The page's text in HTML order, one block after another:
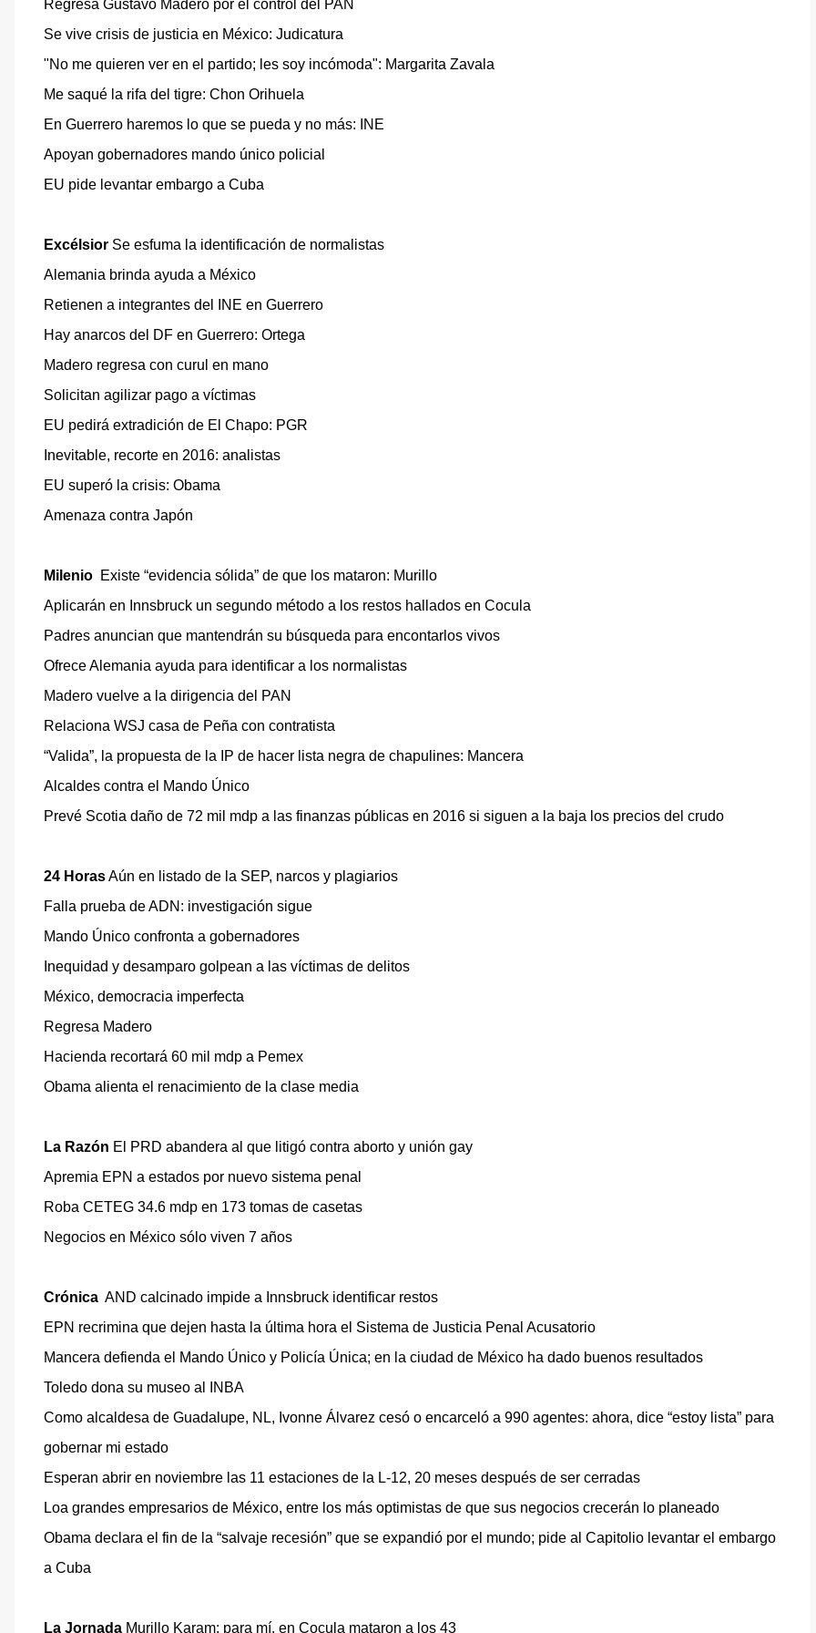
Regresa Gustavo Madero por el control del PAN
Se vive crisis de justicia en México: Judicatura
"No me quieren ver en el partido; les soy incómoda": Margarita Zavala
Me saqué la rifa del tigre: Chon Orihuela
En Guerrero haremos lo que se pueda y no más: INE
Apoyan gobernadores mando único policial
EU pide levantar embargo a Cuba
Excélsior Se esfuma la identificación de normalistas
Alemania brinda ayuda a México
Retienen a integrantes del INE en Guerrero
Hay anarcos del DF en Guerrero: Ortega
Madero regresa con curul en mano
Solicitan agilizar pago a víctimas
EU pedirá extradición de El Chapo: PGR
Inevitable, recorte en 2016: analistas
EU superó la crisis: Obama
Amenaza contra Japón
Milenio Existe “evidencia sólida” de que los mataron: Murillo
Aplicarán en Innsbruck un segundo método a los restos hallados en Cocula
Padres anuncian que mantendrán su búsqueda para encontarlos vivos
Ofrece Alemania ayuda para identificar a los normalistas
Madero vuelve a la dirigencia del PAN
Relaciona WSJ casa de Peña con contratista
“Valida”, la propuesta de la IP de hacer lista negra de chapulines: Mancera
Alcaldes contra el Mando Único
Prevé Scotia daño de 72 mil mdp a las finanzas públicas en 2016 si siguen a la baja los precios del crudo
24 HorasAún en listado de la SEP, narcos y plagiarios
Falla prueba de ADN: investigación sigue
Mando Único confronta a gobernadores
Inequidad y desamparo golpean a las víctimas de delitos
México, democracia imperfecta
Regresa Madero
Hacienda recortará 60 mil mdp a Pemex
Obama alienta el renacimiento de la clase media
La Razón El PRD abandera al que litigó contra aborto y unión gay
Apremia EPN a estados por nuevo sistema penal
Roba CETEG 34.6 mdp en 173 tomas de casetas
Negocios en México sólo viven 7 años
Crónica AND calcinado impide a Innsbruck identificar restos
EPN recrimina que dejen hasta la última hora el Sistema de Justicia Penal Acusatorio
Mancera defienda el Mando Único y Policía Única; en la ciudad de México ha dado buenos resultados
Toledo dona su museo al INBA
Como alcaldesa de Guadalupe, NL, Ivonne Álvarez cesó o encarceló a 990 agentes: ahora, dice “estoy lista” para
gobernar mi estado
Esperan abrir en noviembre las 11 estaciones de la L-12, 20 meses después de ser cerradas
Loa grandes empresarios de México, entre los más optimistas de que sus negocios crecerán lo planeado
Obama declara el fin de la “salvaje recesión” que se expandió por el mundo; pide al Capitolio levantar el embargo
a Cuba
La Jornada Murillo Karam: para mí, en Cocula mataron a los 43